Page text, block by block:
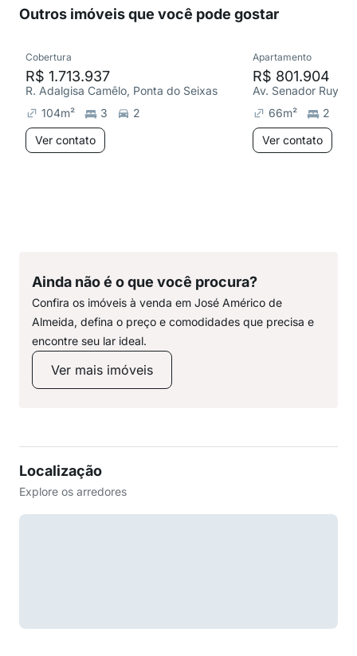
Outros imóveis que você pode gostar
Cobertura
R$ 1.713.937
R. Adalgisa Camêlo, Ponta do Seixas
104m² 3
2
Ver contato
Apartamento
R$ 801.904
Av. Senador Ruy
66m² 2
Ver contato
Ainda não é o que você procura?
Confira os imóveis à venda em José Américo de
Almeida, defina o preço e comodidades que precisa e
encontre seu lar ideal.
Ver mais imóveis
Localização
Explore os arredores